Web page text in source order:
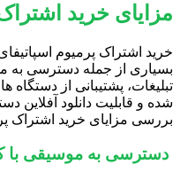
مزایای خرید
خرید اشتراک پرمیوم
بسیاری از جمله دسترسی به
تبلیغات، پشتیبانی از
شده و قابلیت دانلود آفلاین
بررسی مزایای خرید اشتراک
دسترسی به موسیقی با